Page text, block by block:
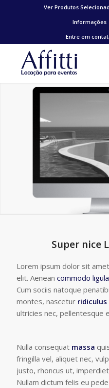
Ver Produtos
Informações
Entre em
Super nice
Lorem ipsum dolor sit
elit. Aenean commodo
Cum sociis natoque
montes, nascetur ridiculus
ultricies nec, pellentesque
Nulla consequat massa
fringilla vel, aliquet nec,
justo, rhoncus ut,
Nullam dictum felis eu